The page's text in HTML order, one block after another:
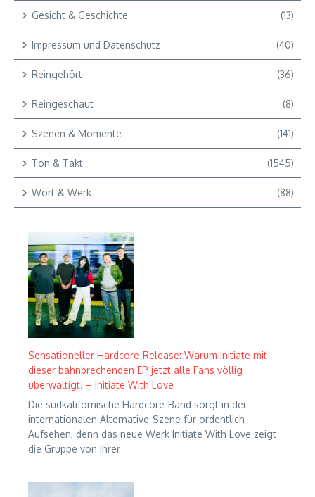
Gesicht & Geschichte (13)
Impressum und Datenschutz (40)
Reingehört (36)
Reingeschaut (8)
Szenen & Momente (141)
Ton & Takt (1545)
Wort & Werk (88)
Sensationeller Hardcore-Release: Warum Initiate mit
dieser bahnbrechenden EP jetzt alle Fans völlig
überwältigt! – Initiate With Love
Die südkalifornische Hardcore-Band sorgt in der
internationalen Alternative-Szene für ordentlich
Aufsehen, denn das neue Werk Initiate With Love zeigt
die Gruppe von ihrer